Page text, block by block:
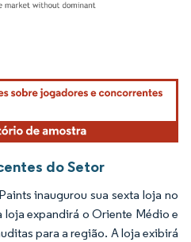
requer atribuição conforme CC BY 4.0.
do Setor
inaugurou sua sexta loja no
loja expandirá o Oriente Médio e
para a região. A loja exibirá